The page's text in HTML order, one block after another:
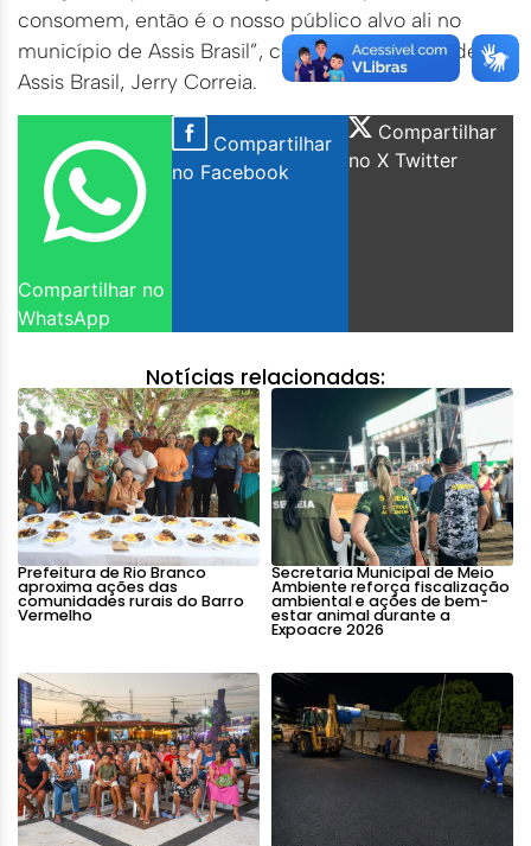
consomem, então é o nosso público alvo ali no
município de Assis Brasil”, concluiu o prefeito de
Assis Brasil, Jerry Correia.
Compartilhar no
WhatsApp
Compartilhar
no Facebook
Compartilhar
no X Twitter
Notícias relacionadas:
Prefeitura de Rio Branco
aproxima ações das
comunidades rurais do Barro
Vermelho
Secretaria Municipal de Meio
Ambiente reforça fiscalização
ambiental e ações de bem-
estar animal durante a
Expoacre 2026